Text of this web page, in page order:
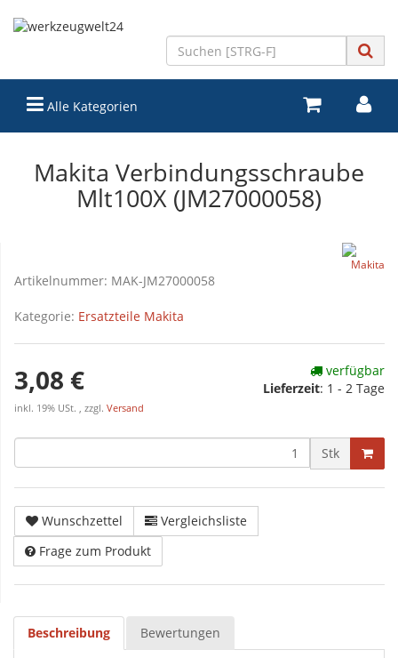
Alle Kategorien
Makita Verbindungsschraube
Mlt100X (JM27000058)
Artikelnummer: MAK-JM27000058
Kategorie: Ersatzteile Makita
3,08 €
inkl. 19% USt. , zzgl. Versand
verfügbar
Lieferzeit: 1 - 2 Tage
Stk
Wunschzettel
Vergleichsliste
Frage zum Produkt
Beschreibung Bewertungen